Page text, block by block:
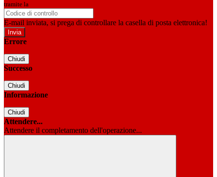
tramite la
E-mail inviata, si prega di controllare la casella di posta elettronica!
Errore
Chiudi
Successo
Chiudi
Informazione
Chiudi
Attendere...
Attendere il completamento dell'operazione...